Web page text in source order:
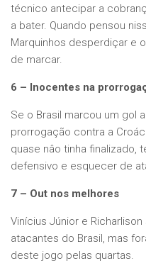
técnico antecipar a
a bater. Quando pensou
Marquinhos desperdiçar e
de marcar.
6 – Inocentes na
Se o Brasil marcou um gol
prorrogação contra a
quase nâo tinha finalizado,
defensivo e esquecer de
7 – Out nos melhores
Vinícius Júnior e
atacantes do Brasil, mas
deste jogo pelas quartas.